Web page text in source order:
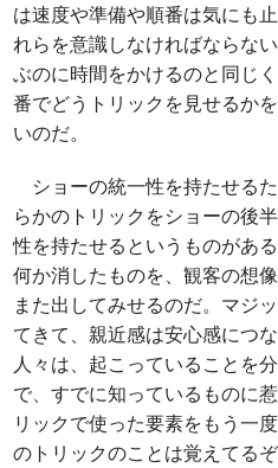
は速度や準備や順番は気にも
れらを意識しなければならな
ぶのに時間をかけるのと同じ
番でどうトリックを見せるか
いのだ。
ショーの統一性を持たせる
らかのトリックをショーの後
性を持たせるというものがあ
何か消したものを、観客の想
また出してみせるのだ。マジ
てきて、親近感は安心感につ
人々は、起こっていることを
で、すでに知っているものに
リックで使った要素をもう一
のトリックのことは覚えてる